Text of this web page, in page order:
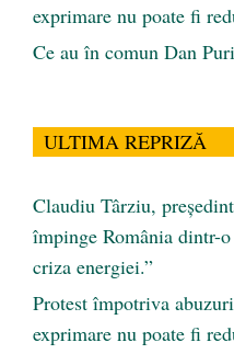
exprimare nu poate fi
Ce au în comun Dan
ULTIMA REPRIZĂ
Claudiu Târziu,
împinge România dintr-
criza energiei.”
Protest împotriva
exprimare nu poate fi